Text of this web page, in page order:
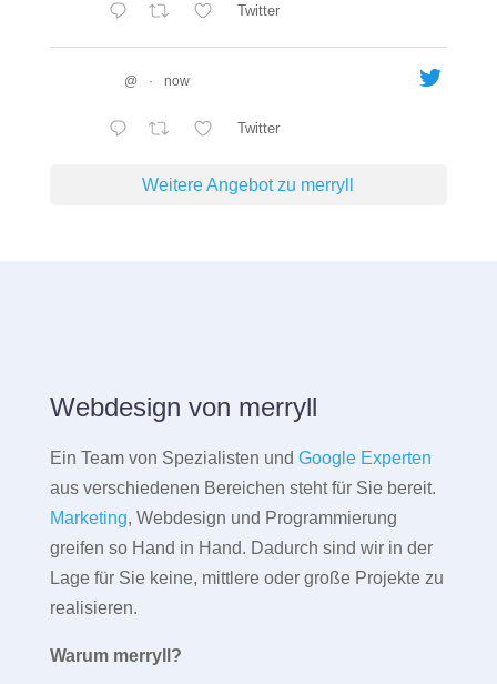
Twitter
@ · now
Twitter
Weitere Angebot zu merryll
Webdesign von merryll
Ein Team von Spezialisten und Google Experten
aus verschiedenen Bereichen steht für Sie bereit.
Marketing, Webdesign und Programmierung
greifen so Hand in Hand. Dadurch sind wir in der
Lage für Sie keine, mittlere oder große Projekte zu
realisieren.
Warum merryll?